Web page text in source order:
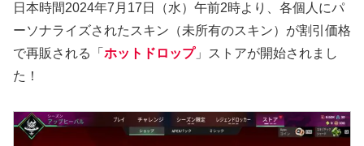
日本時間2024年7月17日（水）午前2時より、各個人にパ
ーソナライズされたスキン（未所有のスキン）が割引価格
で再販される「 ホットドロップ」ストアが開始されまし
た！